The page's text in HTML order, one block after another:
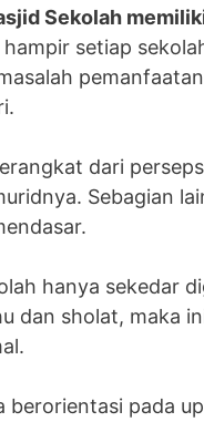
Sekolah
hampir setiap
dari
Sebagian
hanya sekedar
dan sholat, maka
berorientasi pada